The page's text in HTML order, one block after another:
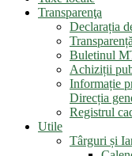
Transparenţa
Declarația
Buletinul
Achiziții
Informație
Direcția
Registrul
Utile
Târguri și